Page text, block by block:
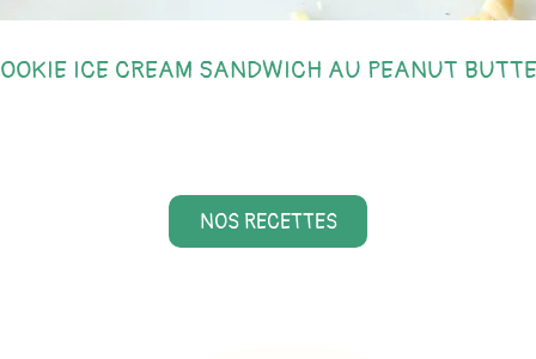
ICE CREAM SANDWICH AU PEANUT
NOS RECETTES